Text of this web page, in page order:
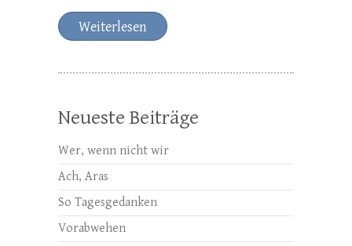
Weiterlesen
Neueste Beiträge
Wer, wenn nicht wir
Ach, Aras
So Tagesgedanken
Vorabwehen